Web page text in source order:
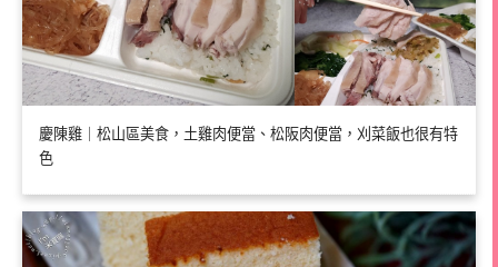
慶陳雞｜松山區美食，土雞肉便當、松阪肉便當，刈菜飯也很有特
色